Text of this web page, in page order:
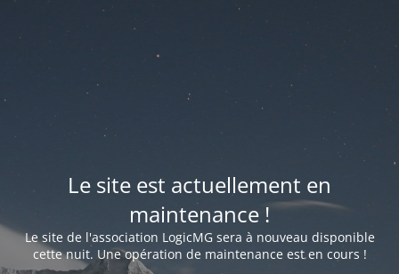
Le site est actuellement en
maintenance !
Le site de l'association LogicMG sera à nouveau disponible
cette nuit. Une opération de maintenance est en cours !